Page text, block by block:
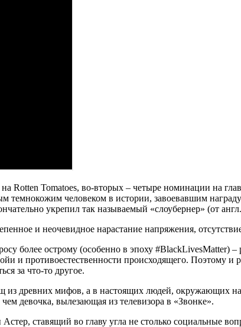
Rotten Tomatoes, во-вторых – четыре номинации на
темнокожим человеком в истории, завоевавшим
укрепил так называемый «слоубернер» (от
и неочевидное нарастание напряжения,
более острому (особенно в эпоху #BlackLivesMatter)
и противоестественности происходящего. Поэтому и
за что-то другое.
древних мифов, а в настоящих людей, окружающих
девочка, вылезающая из телевизора в «Звонке».
ставящий во главу угла не столько социальные